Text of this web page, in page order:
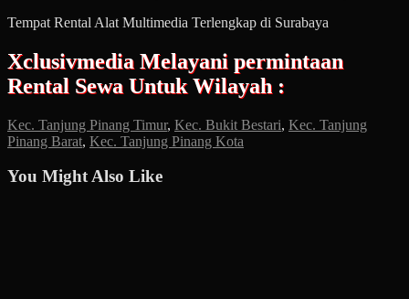
Tempat Rental Alat Multimedia Terlengkap di Surabaya
Xclusivmedia Melayani permintaan
Rental Sewa Untuk Wilayah :
Kec. Tanjung Pinang Timur, Kec. Bukit Bestari, Kec. Tanjung
Pinang Barat, Kec. Tanjung Pinang Kota
You Might Also Like